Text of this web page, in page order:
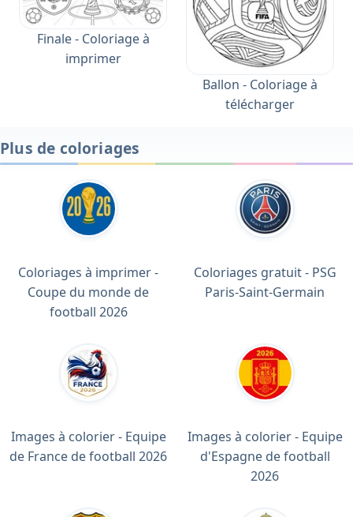
Finale - Coloriage à
imprimer
Ballon - Coloriage à
télécharger
Plus de coloriages
Coloriages à imprimer -
Coupe du monde de
football 2026
Coloriages gratuit - PSG
Paris-Saint-Germain
Images à colorier - Equipe
de France de football 2026
Images à colorier - Equipe
d'Espagne de football
2026